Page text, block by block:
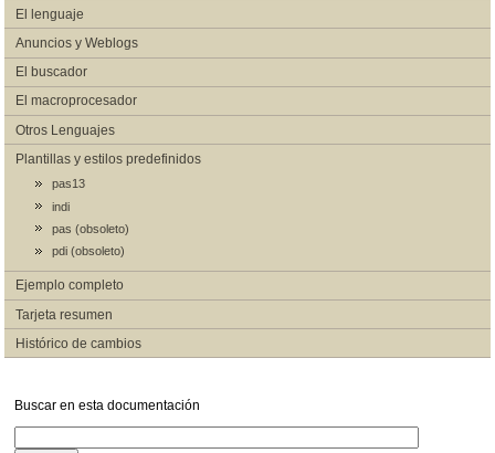
El lenguaje
Anuncios y Weblogs
El buscador
El macroprocesador
Otros Lenguajes
Plantillas y estilos predefinidos
pas13
indi
pas (obsoleto)
pdi (obsoleto)
Ejemplo completo
Tarjeta resumen
Histórico de cambios
Buscar en esta documentación